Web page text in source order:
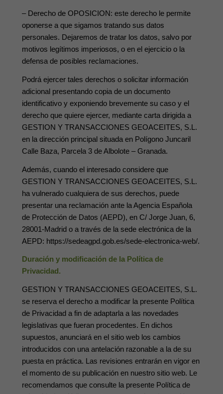
– Derecho de OPOSICION: este derecho le permite
oponerse a que sigamos tratando sus datos
personales. Dejaremos de tratar los datos, salvo por
motivos legítimos imperiosos, o en el ejercicio o la
defensa de posibles reclamaciones.
Podrá ejercer tales derechos o solicitar información
adicional presentando copia de un documento
identificativo y exponiendo brevemente su caso y el
derecho que quiere ejercer, mediante carta dirigida a
GESTION Y TRANSACCIONES GEOACEITES, S.L.
en la dirección principal situada en Polígono Juncaril
Calle Baza, Parcela 3 de Albolote – Granada.
Además, cuando el interesado considere que
GESTION Y TRANSACCIONES GEOACEITES, S.L.
ha vulnerado cualquiera de sus derechos, puede
presentar una reclamación ante la Agencia Española
de Protección de Datos (AEPD), en C/ Jorge Juan, 6,
28001-Madrid o a través de la sede electrónica de la
AEPD: https://sedeagpd.gob.es/sede-electronica-web/.
Duración y modificación de la Política de
Privacidad.
GESTION Y TRANSACCIONES GEOACEITES, S.L.
se reserva el derecho a modificar la presente Política
de Privacidad a fin de adaptarla a las novedades
legislativas que fueran procedentes. En dichos
supuestos, anunciará en el sitio web los cambios
introducidos con una antelación razonable a la de su
puesta en práctica. Las revisiones entrarán en vigor en
el momento de su publicación en nuestro sitio web. Le
recomendamos que consulte la presente Política de